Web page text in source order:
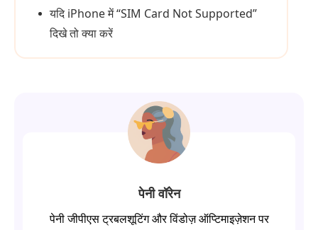
यदि iPhone में “SIM Card Not Supported”
दिखे तो क्या करें
पेनी वॉरेन
पेनी जीपीएस ट्रबलशूटिंग और विंडोज़ ऑप्टिमाइज़ेशन पर